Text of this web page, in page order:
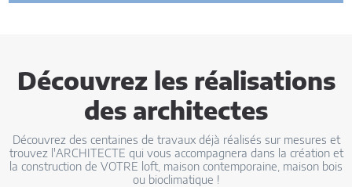
Découvrez les réalisations
des architectes
Découvrez des centaines de travaux déjà réalisés sur mesures et
trouvez l'ARCHITECTE qui vous accompagnera dans la création et
la construction de VOTRE loft, maison contemporaine, maison bois
ou bioclimatique !